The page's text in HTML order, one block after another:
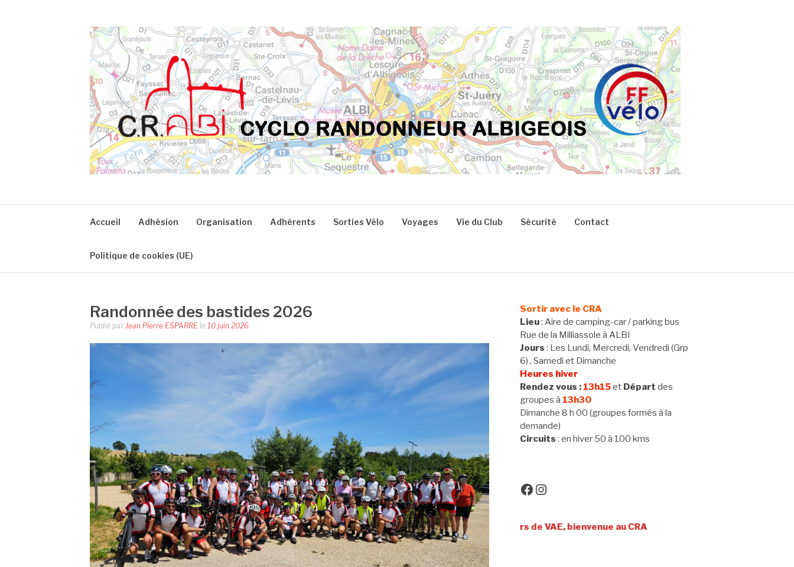
Accueil Adhésion Organisation Adhérents Sorties Vélo Voyages Vie du Club Sécurité Contact
Politique de cookies (UE)
Randonnée des bastides 2026
Publié par Jean Pierre ESPARRE le 10 juin 2026
Sortir avec le CRA
Lieu: Aire de camping-car / parking bus
Rue de la Milliassole à ALBI
Jours : Les Lundi, Mercredi, Vendredi (Grp
6) , Samedi et Dimanche
Heures hiver
Rendez vous : 13h15et Départ des
groupes à 13h30
Dimanche 8 h 00 (groupes formés à la
demande)
Circuits : en hiver 50 à 100 kms
Facebook
Instagram
Utilisateurs de VAE, bienvenue au CRA